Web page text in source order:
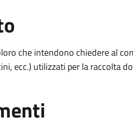
che intendono chiedere al
ecc.) utilizzati per la raccolta